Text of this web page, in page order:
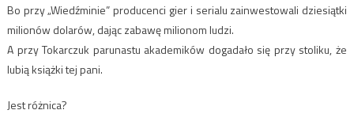
Bo przy „Wiedźminie” producenci gier i serialu zainwestowali dziesiątki
milionów dolarów, dając zabawę milionom ludzi.
A przy Tokarczuk parunastu akademików dogadało się przy stoliku, że
lubią książki tej pani.
Jest różnica?